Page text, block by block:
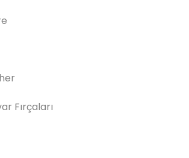
Fırçaları